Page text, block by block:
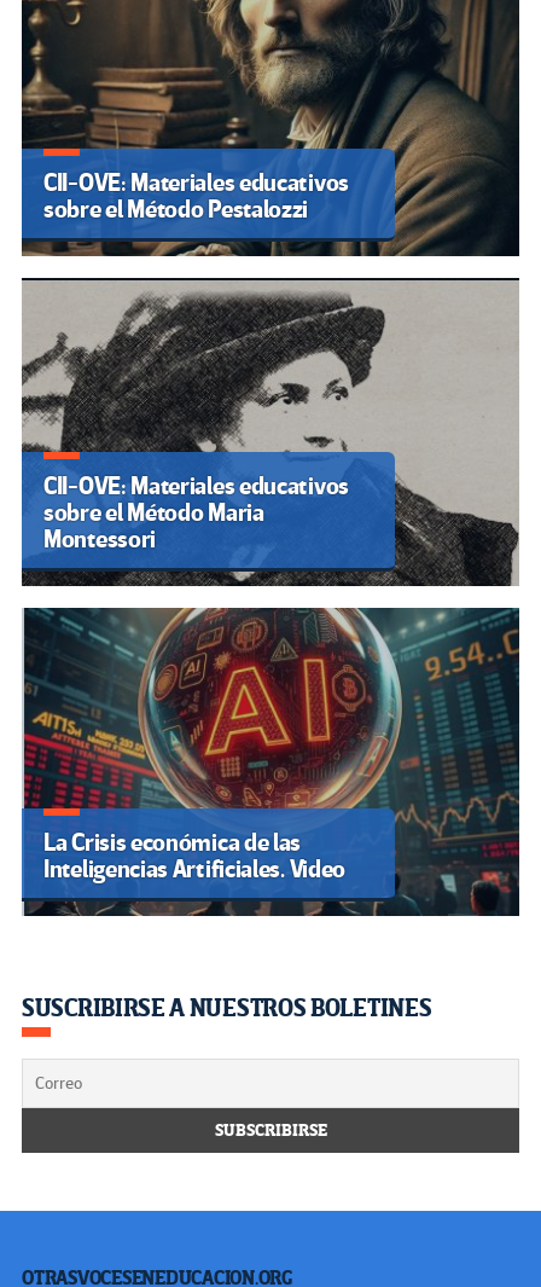
CII-OVE: Materiales educativos
sobre el Método Pestalozzi
CII-OVE: Materiales educativos
sobre el Método Maria
Montessori
La Crisis económica de las
Inteligencias Artificiales. Video
SUSCRIBIRSE A NUESTROS BOLETINES
OTRASVOCESENEDUCACION.ORG